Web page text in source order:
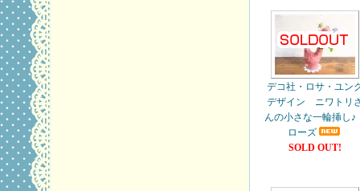
デコ社・ロサ・ユン
デザイン ニワトリ
んの小さな一輪挿し♪
ローズ
SOLD OUT!